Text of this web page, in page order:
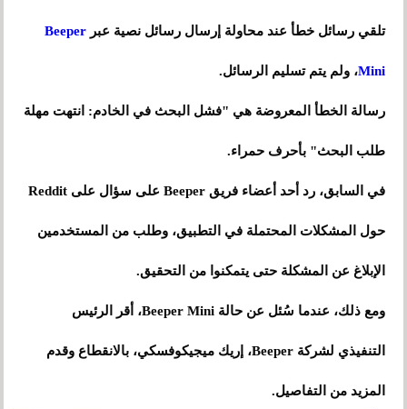
تلقي رسائل خطأ عند محاولة إرسال رسائل نصية عبرBeeper
Mini، ولم يتم تسليم الرسائل.
رسالة الخطأ المعروضة هي "فشل البحث في الخادم: انتهت مهلة
طلب البحث" بأحرف حمراء.
في السابق، رد أحد أعضاء فريق Beeper على سؤال على Reddit
حول المشكلات المحتملة في التطبيق، وطلب من المستخدمين
الإبلاغ عن المشكلة حتى يتمكنوا من التحقيق.
ومع ذلك، عندما سُئل عن حالة Beeper Mini، أقر الرئيس
التنفيذي لشركة Beeper، إريك ميجيكوفسكي، بالانقطاع وقدم
المزيد من التفاصيل.